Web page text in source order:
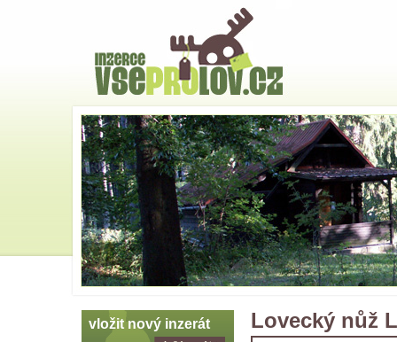
Lovecký nůž
vložit nový inzerát
strana
Skoč